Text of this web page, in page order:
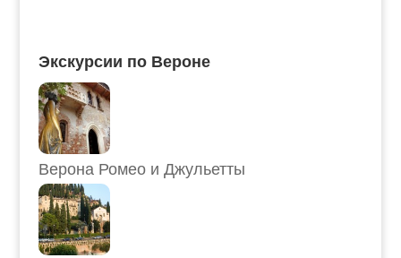
Экскурсии по Вероне
Верона Ромео и Джульетты